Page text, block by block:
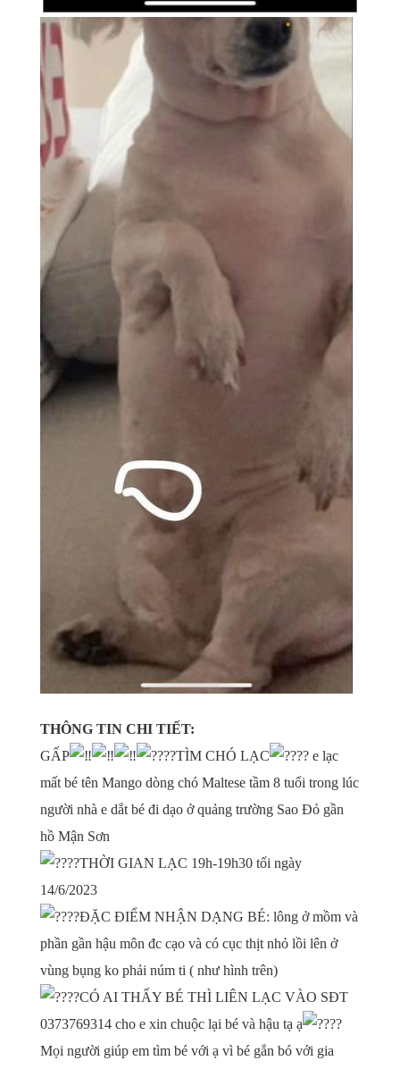
THÔNG TIN CHI TIẾT:
GẤP
TÌM CHÓ LẠC
e lạc
mất bé tên Mango dòng chó Maltese tầm 8 tuổi trong lúc
người nhà e dắt bé đi dạo ở quảng trường Sao Đỏ gần
hồ Mận Sơn
THỜI GIAN LẠC 19h-19h30 tối ngày
14/6/2023
ĐẶC ĐIỂM NHẬN DẠNG BÉ: lông ở mồm và
phần gần hậu môn đc cạo và có cục thịt nhỏ lồi lên ở
vùng bụng ko phải núm ti ( như hình trên)
CÓ AI THẤY BÉ THÌ LIÊN LẠC VÀO SĐT
0373769314 cho e xin chuộc lại bé và hậu tạ ạ
Mọi người giúp em tìm bé với ạ vì bé gắn bó với gia